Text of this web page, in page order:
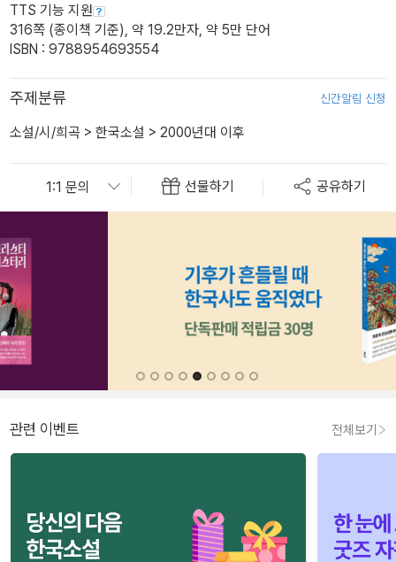
TTS 기능 지원
316쪽 (종이책 기준), 약 19.2만자, 약 5만 단어
ISBN : 9788954693554
주제분류 신간알림 신청
소설/시/희곡 > 한국소설 > 2000년대 이후
선물하기 공유하기
관련 이벤트 전체보기